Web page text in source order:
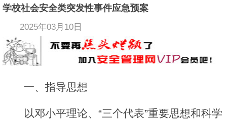
学校社会安全类突发性事件应急预案
2025年03月10日
一、指导思想
以邓小平理论、“三个代表”重要思想和科学